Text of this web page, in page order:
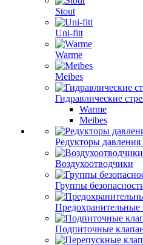
Stout
Uni-fitt
Warme
Meibes
Гидравлические
Warme
Meibes
Редукторы
Воздухоотводчики
Группы
Предохранительные
Подпиточные